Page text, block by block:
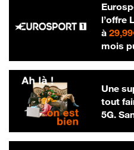
l’offre
à
mois
Une
tout
5G.